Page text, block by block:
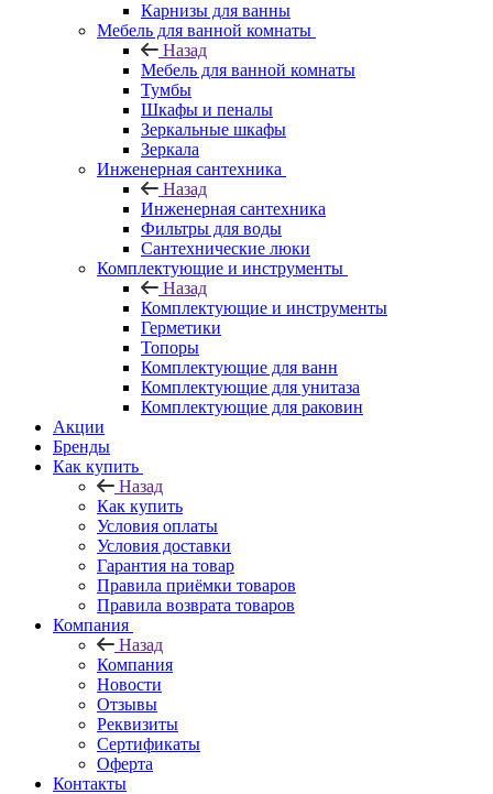
Карнизы для ванны
Мебель для ванной комнаты
Назад
Мебель для ванной комнаты
Тумбы
Шкафы и пеналы
Зеркальные шкафы
Зеркала
Инженерная сантехника
Назад
Инженерная сантехника
Фильтры для воды
Сантехнические люки
Комплектующие и инструменты
Назад
Комплектующие и инструменты
Герметики
Топоры
Комплектующие для ванн
Комплектующие для унитаза
Комплектующие для раковин
Акции
Бренды
Как купить
Назад
Как купить
Условия оплаты
Условия доставки
Гарантия на товар
Правила приёмки товаров
Правила возврата товаров
Компания
Назад
Компания
Новости
Отзывы
Реквизиты
Сертификаты
Оферта
Контакты